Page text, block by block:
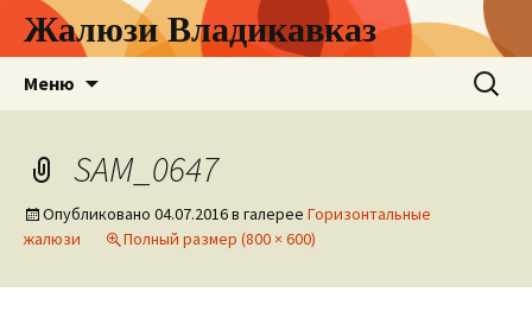
Жалюзи Владикавказ
Меню Найти:
SAM_0647
Опубликовано 04.07.2016в галерее Горизонтальные
жалюзи
Полный размер (800 × 600)